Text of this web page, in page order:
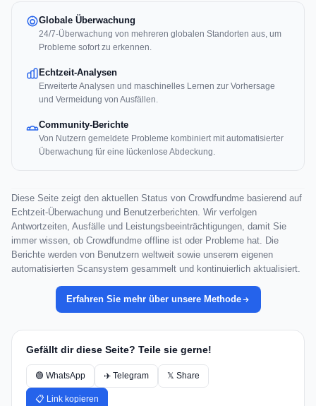
Globale Überwachung
24/7-Überwachung von mehreren globalen Standorten aus, um
Probleme sofort zu erkennen.
Echtzeit-Analysen
Erweiterte Analysen und maschinelles Lernen zur Vorhersage
und Vermeidung von Ausfällen.
Community-Berichte
Von Nutzern gemeldete Probleme kombiniert mit automatisierter
Überwachung für eine lückenlose Abdeckung.
Diese Seite zeigt den aktuellen Status von Crowdfundme basierend auf
Echtzeit-Überwachung und Benutzerberichten. Wir verfolgen
Antwortzeiten, Ausfälle und Leistungsbeeinträchtigungen, damit Sie
immer wissen, ob Crowdfundme offline ist oder Probleme hat. Die
Berichte werden von Benutzern weltweit sowie unserem eigenen
automatisierten Scansystem gesammelt und kontinuierlich aktualisiert.
Erfahren Sie mehr über unsere Methode
Gefällt dir diese Seite? Teile sie gerne!
🟢 WhatsApp ✈️ Telegram 𝕏 Share
📋 Link kopieren